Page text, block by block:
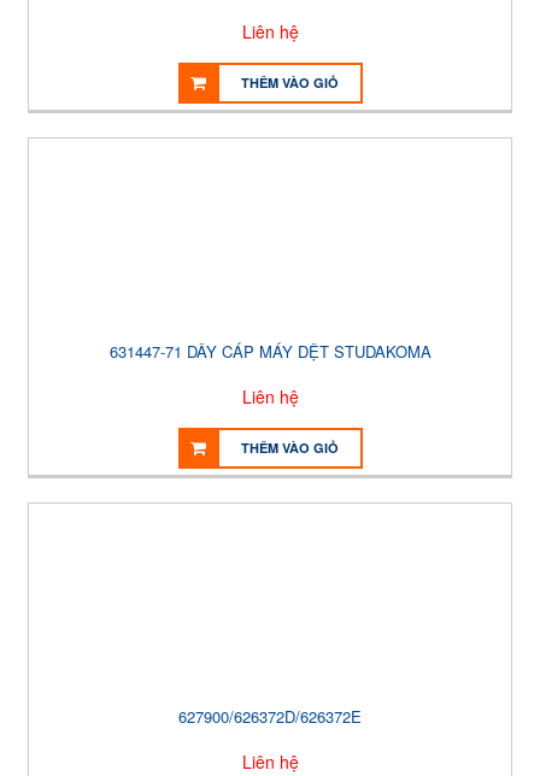
Liên hệ
THÊM VÀO GIỎ
631447-71 DÂY CÁP MÁY DỆT STUDAKOMA
Liên hệ
THÊM VÀO GIỎ
627900/626372D/626372E
Liên hệ